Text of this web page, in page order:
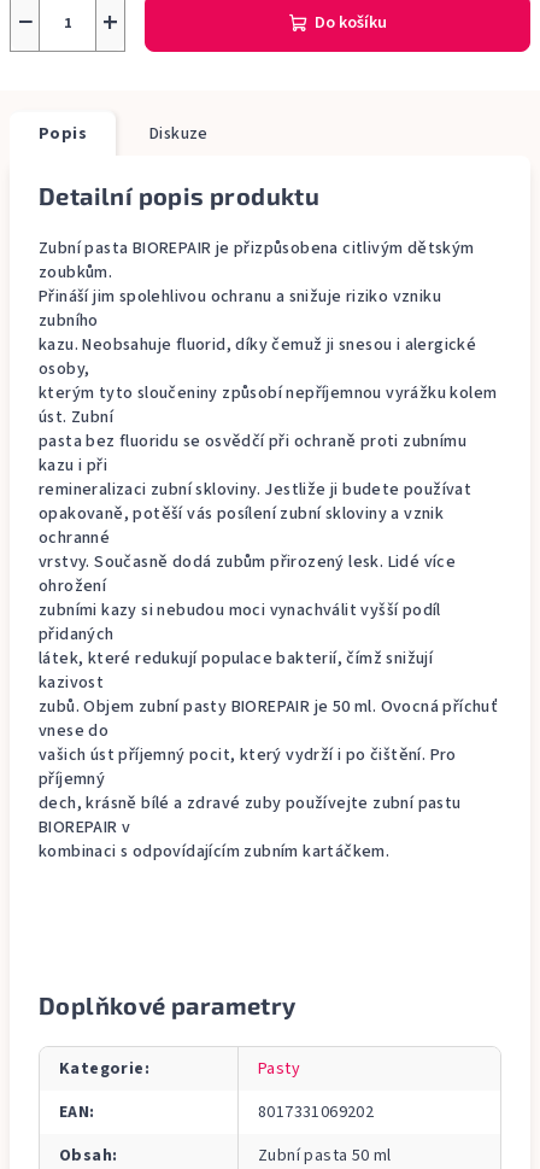
+
− Do košíku
Popis Diskuze
Detailní popis produktu
Zubní pasta BIOREPAIR je přizpůsobena citlivým dětským
zoubkům.
Přináší jim spolehlivou ochranu a snižuje riziko vzniku
zubního
kazu. Neobsahuje fluorid, díky čemuž ji snesou i alergické
osoby,
kterým tyto sloučeniny způsobí nepříjemnou vyrážku kolem
úst. Zubní
pasta bez fluoridu se osvědčí při ochraně proti zubnímu
kazu i při
remineralizaci zubní skloviny. Jestliže ji budete používat
opakovaně, potěší vás posílení zubní skloviny a vznik
ochranné
vrstvy. Současně dodá zubům přirozený lesk. Lidé více
ohrožení
zubními kazy si nebudou moci vynachválit vyšší podíl
přidaných
látek, které redukují populace bakterií, čímž snižují
kazivost
zubů. Objem zubní pasty BIOREPAIR je 50 ml. Ovocná příchuť
vnese do
vašich úst příjemný pocit, který vydrží i po čištění. Pro
příjemný
dech, krásně bílé a zdravé zuby používejte zubní pastu
BIOREPAIR v
kombinaci s odpovídajícím zubním kartáčkem.
Doplňkové parametry
Kategorie:
Pasty
EAN:
8017331069202
Obsah: Zubní pasta 50 ml